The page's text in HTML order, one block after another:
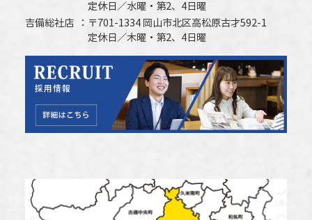
定休日／水曜・第2、4日曜
吉備総社店
〒701-1334 岡山市北区高松原古才592-1
定休日／木曜・第2、4日曜